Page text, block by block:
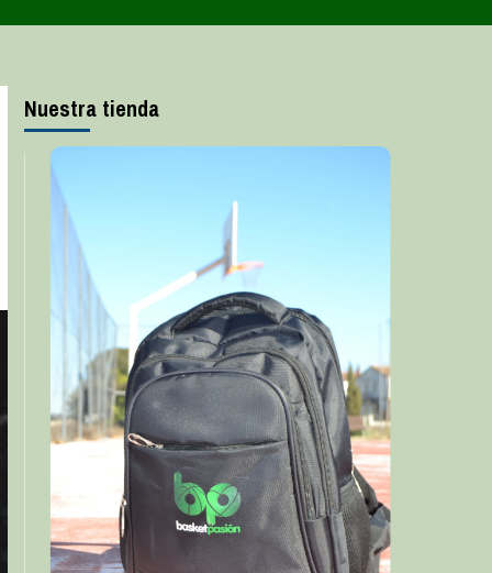
Nuestra tienda